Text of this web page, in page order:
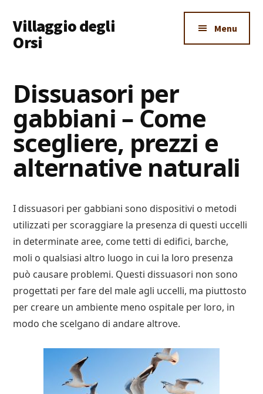
main
content
primary
sidebar
footer
menu
Villaggio degli
Orsi
Dove
Imparare
Tutto
Menu
Dissuasori per
gabbiani – Come
scegliere, prezzi e
alternative naturali
I dissuasori per gabbiani sono dispositivi o metodi
utilizzati per scoraggiare la presenza di questi uccelli
in determinate aree, come tetti di edifici, barche,
moli o qualsiasi altro luogo in cui la loro presenza
può causare problemi. Questi dissuasori non sono
progettati per fare del male agli uccelli, ma piuttosto
per creare un ambiente meno ospitale per loro, in
modo che scelgano di andare altrove.